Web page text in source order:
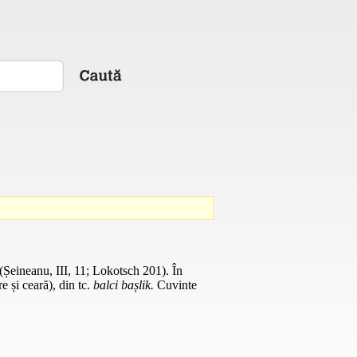
(Șeineanu, III, 11; Lokotsch 201). În
și ceară), din tc. balci bașlik. Cuvinte